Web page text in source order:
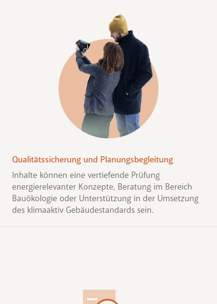
Qualitätssicherung und Planungsbegleitung
Inhalte können eine vertiefende Prüfung
energierelevanter Konzepte, Beratung im Bereich
Bauökologie oder Unterstützung in der Umsetzung
des klimaaktiv Gebäudestandards sein.